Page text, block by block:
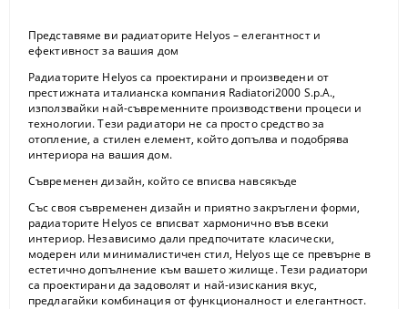
Представяме ви радиаторите Helyos – елегантност и
ефективност за вашия дом
Радиаторите Helyos са проектирани и произведени от
престижната италианска компания Radiatori2000 S.p.A.,
използвайки най-съвременните производствени процеси и
технологии. Тези радиатори не са просто средство за
отопление, а стилен елемент, който допълва и подобрява
интериора на вашия дом.
Съвременен дизайн, който се вписва навсякъде
Със своя съвременен дизайн и приятно закръглени форми,
радиаторите Helyos се вписват хармонично във всеки
интериор. Независимо дали предпочитате класически,
модерен или минималистичен стил, Helyos ще се превърне в
естетично допълнение към вашето жилище. Тези радиатори
са проектирани да задоволят и най-изискания вкус,
предлагайки комбинация от функционалност и елегантност.